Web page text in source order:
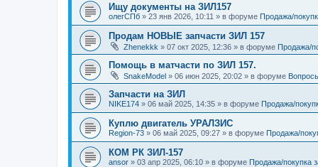
Ищу документы на ЗИЛ157
олегСПб » 23 янв 2026, 10:11 » в форуме Продажа/
Продам НОВЫЕ запчасти ЗИЛ 157
Zhenekkk » 07 окт 2025, 12:36 » в форуме Продажа/
Помощь в матчасти по ЗИЛ 157.
SnakeModel » 06 июн 2025, 20:02 » в форуме
Запчасти на ЗИЛ
NIKE174 » 06 май 2025, 14:35 » в форуме Продажа/
Куплю двигатель УРАЛЗИС
Region-73 » 06 май 2025, 09:27 » в форуме Продажа/
КОМ РК ЗИЛ-157
ansor » 03 апр 2025, 06:10 » в форуме Продажа/покупка